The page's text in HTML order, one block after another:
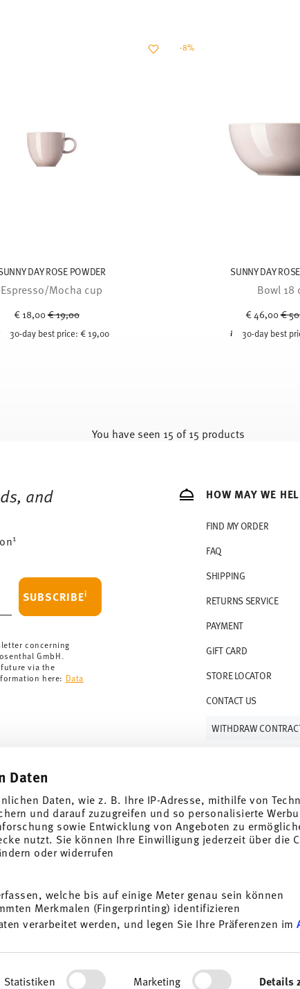
Daten
Daten, wie z. B. Ihre IP-Adresse, mithilfe von
und darauf zuzugreifen und so personalisierte
sowie Entwicklung von Angeboten zu
nutzt. Sie können Ihre Einwilligung jederzeit über die
oder widerrufen
welche bis auf einige Meter genau sein können
Merkmalen (Fingerprinting) identifizieren
verarbeitet werden, und legen Sie Ihre Präferenzen im
geben wir Informationen zu Ihrer Verwendung
Statistiken Marketing Details
DAY ROSE POWDER
Espresso/Mocha cup
€ 18,00Price reduced from
€ 19,00
30-day best price:€ 19,00
SUNNY DAY
Bowl 18
€ 46,00€
30-day best
-8%
You have seen 15 of 15 products
and
1
SUBSCRIBEi
concerning
GmbH.
via the
here: Data
HOW MAY WE
FIND MY ORDER
FAQ
SHIPPING
RETURNS SERVICE
PAYMENT
GIFT CARD
STORE LOCATOR
CONTACT US
WITHDRAW
Follow us on
Beauty & functionality for your home
General terms and conditions Privacy policy Imprint
*All prices incl. VAT and plusshipping costs.
© 2025 Rosenthal GmbH. All rights reserved
offers.
SUBSCRIBEi